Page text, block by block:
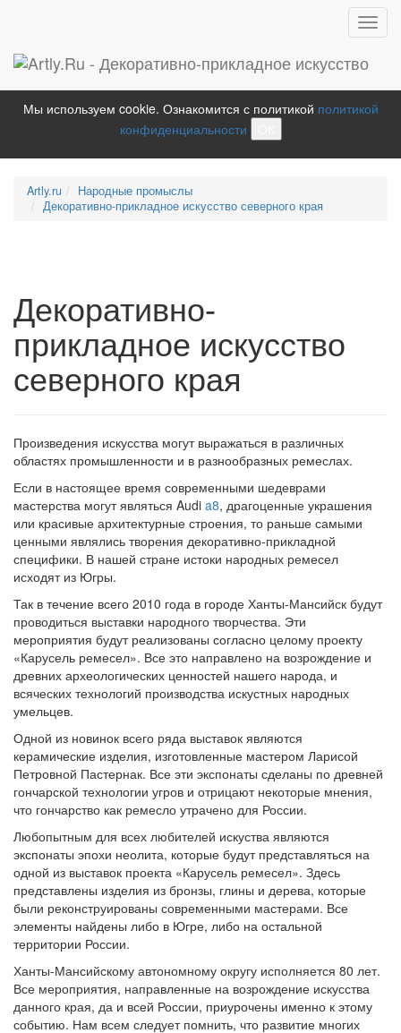
Мы используем cookie. Ознакомится с политикой политикой
конфиденциальности
Artly.ru
Народные промыслы
Декоративно-прикладное искусство северного края
Декоративно-
прикладное искусство
северного края
Произведения искусства могут выражаться в различных
областях промышленности и в разнообразных ремеслах.
Если в настоящее время современными шедеврами
мастерства могут являться Audi a8, драгоценные украшения
или красивые архитектурные строения, то раньше самыми
ценными являлись творения декоративно-прикладной
специфики. В нашей стране истоки народных ремесел
исходят из Югры.
Так в течение всего 2010 года в городе Ханты-Мансийск будут
проводиться выставки народного творчества. Эти
мероприятия будут реализованы согласно целому проекту
«Карусель ремесел». Все это направлено на возрождение и
древних археологических ценностей нашего народа, и
всяческих технологий производства искустных народных
умельцев.
Одной из новинок всего ряда выставок являются
керамические изделия, изготовленные мастером Ларисой
Петровной Пастернак. Все эти экспонаты сделаны по древней
гончарской технологии угров и отрицают некоторые мнения,
что гончарство как ремесло утрачено для России.
Любопытным для всех любителей искуства являются
экспонаты эпохи неолита, которые будут представляться на
одной из выставок проекта «Карусель ремесел». Здесь
представлены изделия из бронзы, глины и дерева, которые
были реконструированы современными мастерами. Все
элементы найдены либо в Югре, либо на остальной
территории России.
Ханты-Мансийскому автономному округу исполняется 80 лет.
Все мероприятия, направленные на возрождение искусства
данного края, да и всей России, приурочены именно к этому
событию. Нам всем следует помнить, что развитие многих